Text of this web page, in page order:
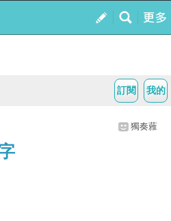
我的
訂閱
獨奏蕥